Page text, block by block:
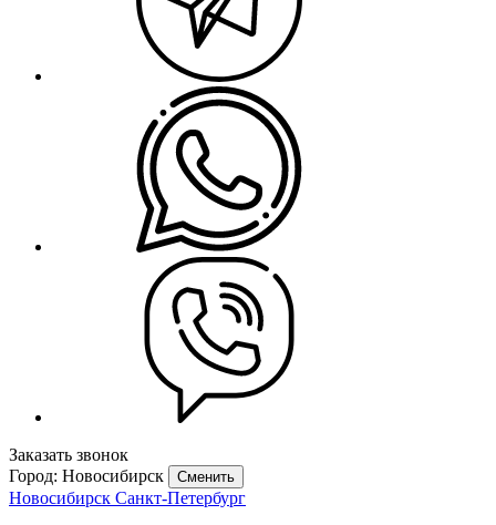
Заказать звонок
Город: Новосибирск
Сменить
Новосибирск Санкт-Петербург